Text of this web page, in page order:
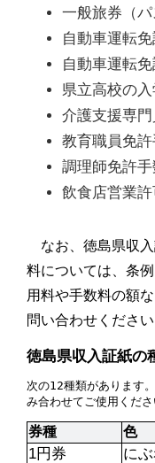
一般旅券（
自動車運転
自動車運転
県立高校の入
介護支援専
教育職員免
調理師免許
飲食店営業
なお、徳島県収入
料については、条
用料や手数料の額
問い合わせください
徳島県収入証紙の
次の12種類があります
み合わせてご使用くださ
券種 色
1円券 に